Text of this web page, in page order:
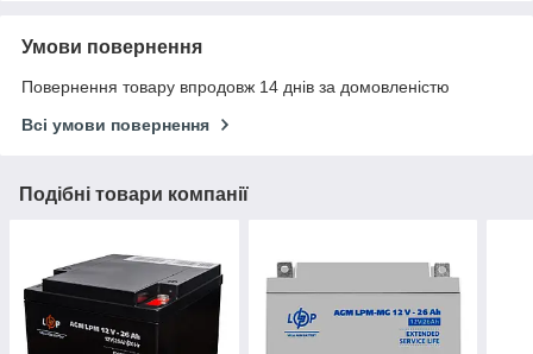
Умови повернення
Повернення товару впродовж 14 днів за домовленістю
Всі умови повернення
Подібні товари компанії